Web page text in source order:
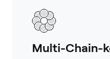
Multi-Chain-